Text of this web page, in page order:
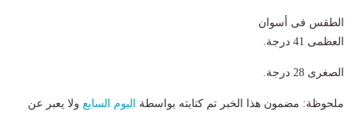
الطقس فى أسوان
العظمى 41 درجة.
الصغرى 28 درجة.
ملحوظة: مضمون هذا الخبر تم كتابته بواسطة اليوم السابع ولا يعبر عن